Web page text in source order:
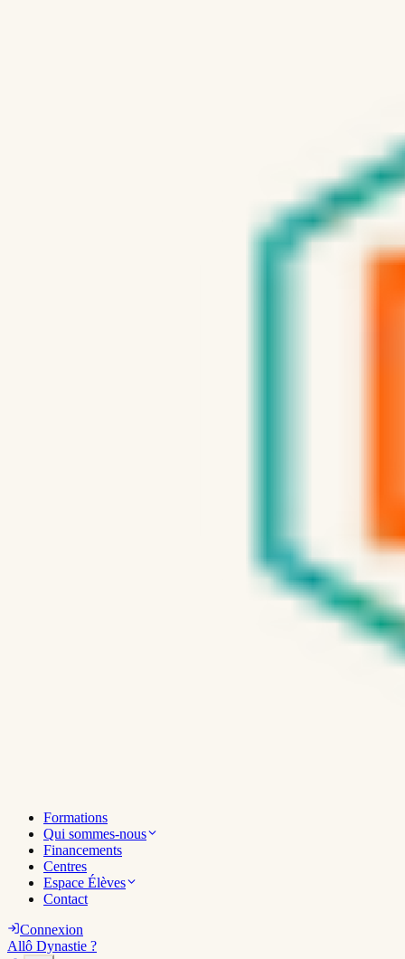
Formations
Qui sommes-nous
Financements
Centres
Espace Élèves
Contact
Connexion
Allô Dynastie ?